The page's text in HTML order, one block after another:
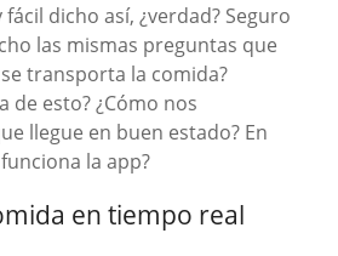
dicho así, ¿verdad? Seguro
las mismas preguntas que
transporta la comida?
de esto? ¿Cómo nos
llegue en buen estado? En
la app?
en tiempo real